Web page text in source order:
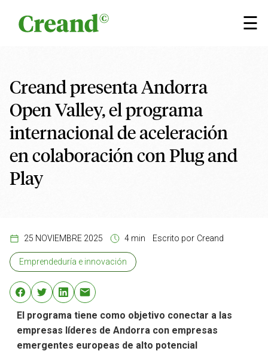
☰
×
Creand presenta Andorra
Open Valley, el programa
internacional de aceleración
en colaboración con Plug and
Play
25 NOVIEMBRE 2025 4 min Escrito por Creand
Emprendeduría e innovación
El programa tiene como objetivo conectar a las
empresas líderes de Andorra con empresas
emergentes europeas de alto potencial